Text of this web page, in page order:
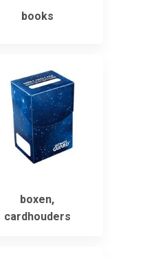
books
boxen,
cardhouders